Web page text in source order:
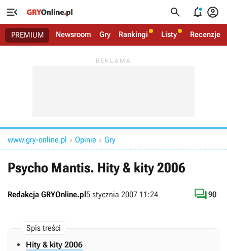
   
PREMIUM Newsroom Gry Rankingi Listy Recenzje
www.gry-online.pl  Opinie  Gry
Psycho Mantis. Hity & kity 2006
Redakcja GRYOnline.pl5 stycznia 2007 11:24 90
Hity & kity 2006